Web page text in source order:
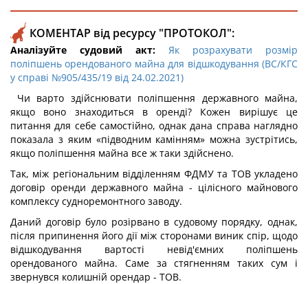
КОМЕНТАР від ресурсу "ПРОТОКОЛ":
Аналізуйте судовий акт:
Як розрахувати розмір
поліпшень орендованого майна для відшкодування (ВС/КГС
у справі №905/435/19 від 24.02.2021)
Чи варто здійснювати поліпшення державного майна,
якщо воно знаходиться в оренді? Кожен вирішує це
питання для себе самостійно, однак дана справа наглядно
показала з яким «підводним камінням» можна зустрітись,
якщо поліпшення майна все ж таки здійснено.
Так, між регіональним відділенням ФДМУ та ТОВ укладено
договір оренди державного майна - цілісного майнового
комплексу судноремонтного заводу.
Даний договір було розірвано в судовому порядку, однак,
після припинення його дії між сторонами виник спір, щодо
відшкодування вартості невід'ємних поліпшень
орендованого майна. Саме за стягненням таких сум і
звернувся колишній орендар - ТОВ.